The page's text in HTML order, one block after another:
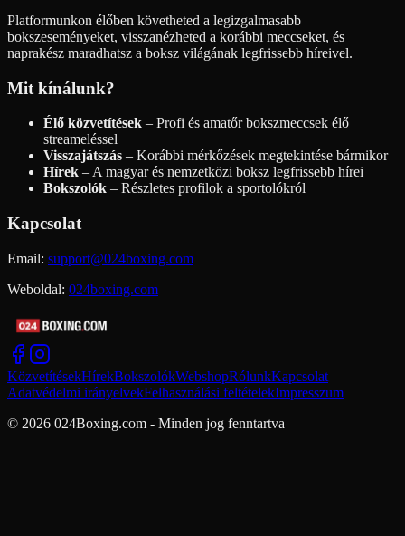
Platformunkon élőben követheted a legizgalmasabb
bokszeseményeket, visszanézheted a korábbi meccseket, és
naprakész maradhatsz a boksz világának legfrissebb híreivel.
Mit kínálunk?
Élő közvetítések – Profi és amatőr bokszmeccsek élő
streameléssel
Visszajátszás – Korábbi mérkőzések megtekintése bármikor
Hírek – A magyar és nemzetközi boksz legfrissebb hírei
Bokszolók – Részletes profilok a sportolókról
Kapcsolat
Email: support@024boxing.com
Weboldal: 024boxing.com
KözvetítésekHírekBokszolókWebshopRólunkKapcsolat
Adatvédelmi irányelvekFelhasználási feltételekImpresszum
© 2026 024Boxing.com - Minden jog fenntartva